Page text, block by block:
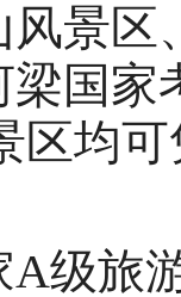
景区
梁国
区均
旅游